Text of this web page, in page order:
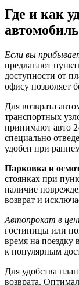
Где и как
Если вы
предлагают
доступности от
офису позволяет
Для возврата
транспортных
принимают авто
специально
удобен при
Парковка и
стоянках при
наличие
возврат и
Автопрокат в
гостиницы или
время на поездку
к популярным
Для удобства
возврата.